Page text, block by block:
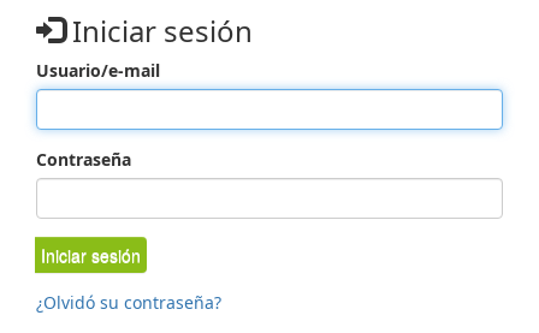
Iniciar sesión
Usuario/e-mail
Contraseña
Iniciar sesión
¿Olvidó su contraseña?